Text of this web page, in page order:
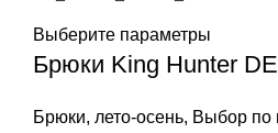
Выберите параметры
Брюки King Hunter
Брюки, лето-осень, Выбор по